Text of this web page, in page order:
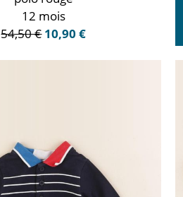
12 mois
54,50 €10,90 €